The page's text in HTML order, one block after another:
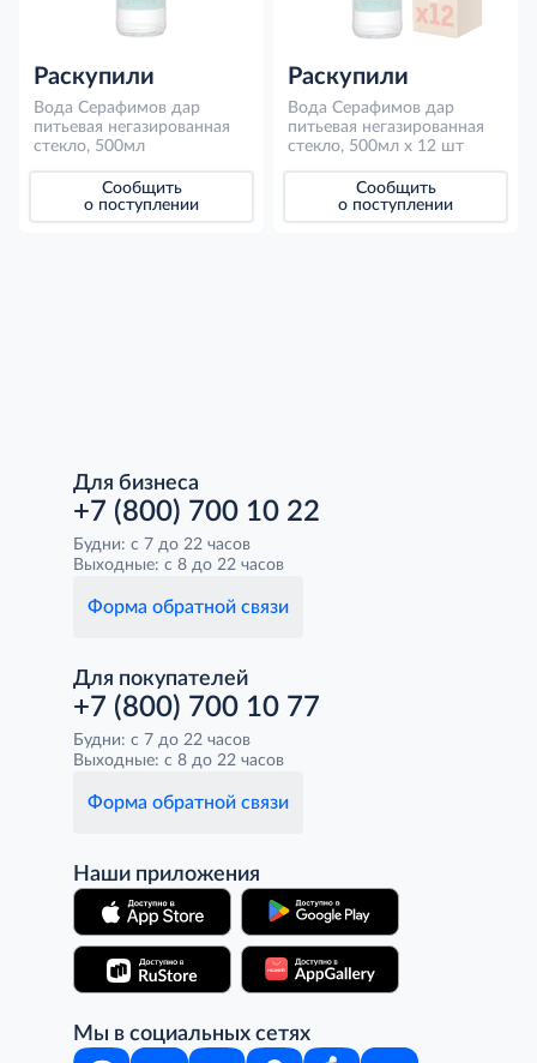
Раскупили
Вода Серафимов дар
питьевая негазированная
стекло, 500мл
Сообщить
о поступлении
Раскупили
Вода Серафимов дар
питьевая негазированная
стекло, 500мл x 12 шт
Сообщить
о поступлении
Для бизнеса
+7 (800) 700 10 22
Будни: с 7 до 22 часов
Выходные: с 8 до 22 часов
Форма обратной связи
Для покупателей
+7 (800) 700 10 77
Будни: с 7 до 22 часов
Выходные: с 8 до 22 часов
Форма обратной связи
Наши приложения
Мы в социальных сетях